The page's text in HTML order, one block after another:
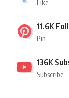
Like
11.6K
Pin
136K
Subscribe